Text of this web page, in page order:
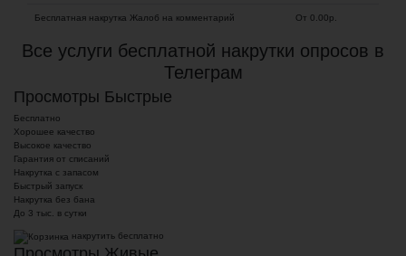
Бесплатная накрутка Жалоб на комментарий От 0.00р.
Все услуги бесплатной накрутки опросов в
Телеграм
Просмотры Быстрые
Бесплатно
Хорошее качество
Высокое качество
Гарантия от списаний
Накрутка с запасом
Быстрый запуск
Накрутка без бана
До 3 тыс. в сутки
накрутить бесплатно